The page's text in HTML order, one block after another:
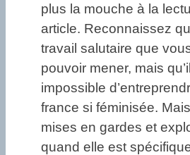
plus la mouche à la
article. Reconnaissez
travail salutaire que
pouvoir mener, mais
impossible
france si féminisée.
mises en gardes et
quand elle est